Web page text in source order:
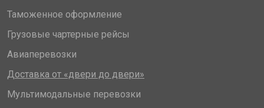
Таможенное оформление
Грузовые чартерные рейсы
Авиаперевозки
Доставка от «двери до двери»
Мультимодальные перевозки